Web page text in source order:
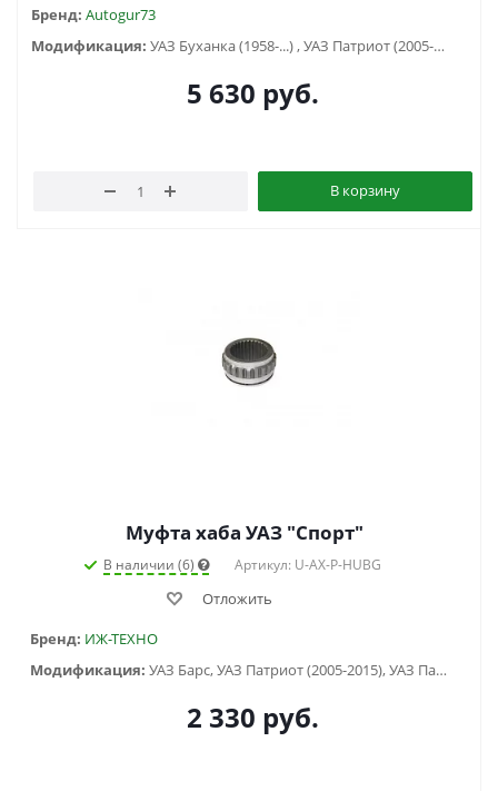
Бренд: Autogur73
Модификация:
УАЗ Буханка (1958-...) , УАЗ Патриот (2005-2015), УАЗ Патриот (2015-2018), УАЗ Патриот (2019-...), УАЗ Патриот пикап (2008-...), УАЗ Хантер (2003-...), УАЗ-3151
5 630 руб.
В корзину
Муфта хаба УАЗ "Спорт"
В наличии (6) Артикул: U-AX-P-HUBG
Отложить
Бренд: ИЖ-ТЕХНО
Модификация:
УАЗ Барс, УАЗ Патриот (2005-2015), УАЗ Патриот (2015-2018), УАЗ Патриот (2019-...), УАЗ Патриот пикап (2008-...), УАЗ Хантер (2003-...), УАЗ-3151
2 330 руб.